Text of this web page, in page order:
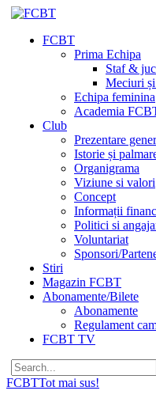
FCBT
Prima Echipa
Staf &
Meciuri și
Echipa feminina
Academia
Club
Prezentare
Istorie și
Organigrama
Viziune si valori
Concept
Informații
Politici si
Voluntariat
Sponsori/
Stiri
Magazin FCBT
Abonamente/Bilete
Abonamente
Regulament
FCBT TV
FCBTTot mai sus!